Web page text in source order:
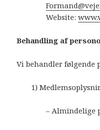
Website:
Behandling af
Vi behandler følgende
1)
– Almindelige